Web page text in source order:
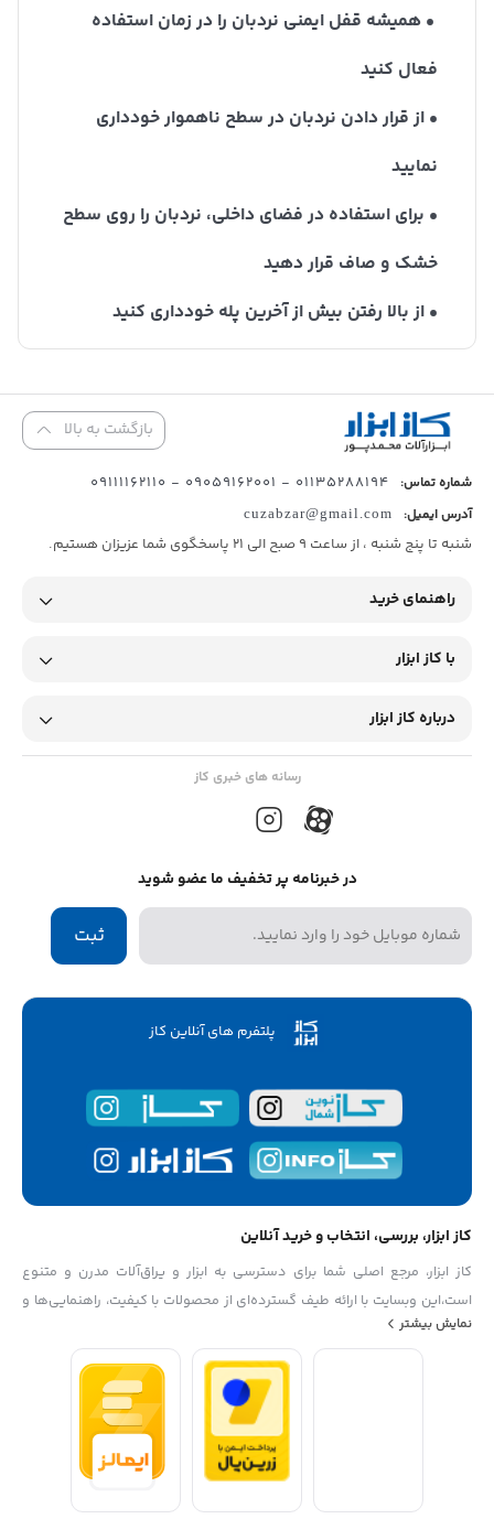
• همیشه قفل ایمنی نردبان را در زمان استفاده
فعال کنید
• از قرار دادن نردبان در سطح ناهموار خودداری
نمایید
• برای استفاده در فضای داخلی، نردبان را روی سطح
خشک و صاف قرار دهید
• از بالا رفتن بیش از آخرین پله خودداری کنید
بازگشت به بالا
شماره تماس: 01135288194 - 09059162001 - 09111162110
آدرس ایمیل: cuzabzar@gmail.com
شنبه تا پنج شنبه ، از ساعت 9 صبح الی 21 پاسخگوی شما عزیزان هستیم.
راهنمای خرید
با کاز ابزار
درباره کاز ابزار
رسانه های خبری کاز
در خبرنامه پر تخفیف ما عضو شوید
ثبت
پلتفرم های آنلاین کاز
کاز ابزار، بررسی، انتخاب و خرید آنلاین
کاز ابزار، مرجع اصلی شما برای دسترسی به ابزار و یراق‌آلات مدرن و متنوع
است،این وبسایت با ارائه طیف گسترده‌ای از محصولات با کیفیت، راهنمایی‌ها و
اطلاعات مفید، به شما کمک می‌کند تا بهترین انتخاب‌ها را برای پروژه‌های خود
داشته باشید از دستگیره‌های شیک تا ابزارهای حرفه‌ای، کاز ابزار به نیازهای شما
پاسخ می‌دهد،با ما همراه باشید تا تجربه خریدی راحت و مطمئن را داشته باشید
نمایش بیشتر